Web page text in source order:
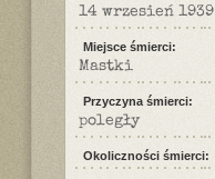
14 wrzesień 1939
Miejsce śmierci:
Mastki
Przyczyna śmierci:
poległy
Okoliczności śmierci: